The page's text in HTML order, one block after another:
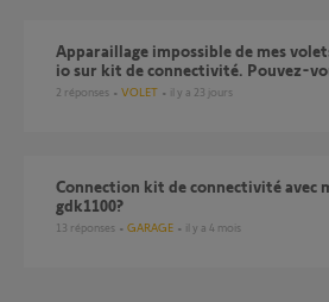
Apparaillage impossible de mes volets Amy 1 sun protect
io sur kit de connectivité. Pouvez-
2 réponses VOLET il y a 23 jours
Connection kit de connectivité avec motorisation
gdk1100?
13 réponses GARAGE il y a 4 mois